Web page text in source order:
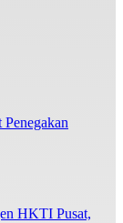
HKTI Pusat,